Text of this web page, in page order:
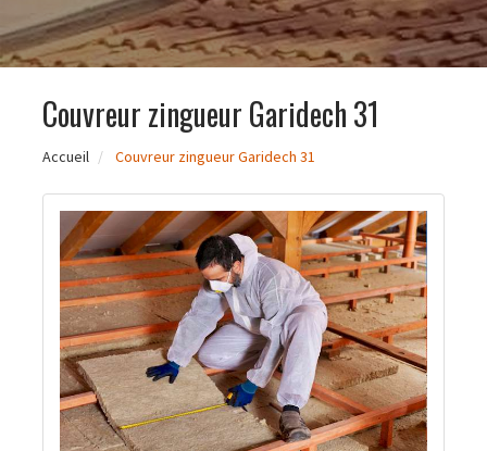
Couvreur zingueur Garidech 31
Accueil Couvreur zingueur Garidech 31